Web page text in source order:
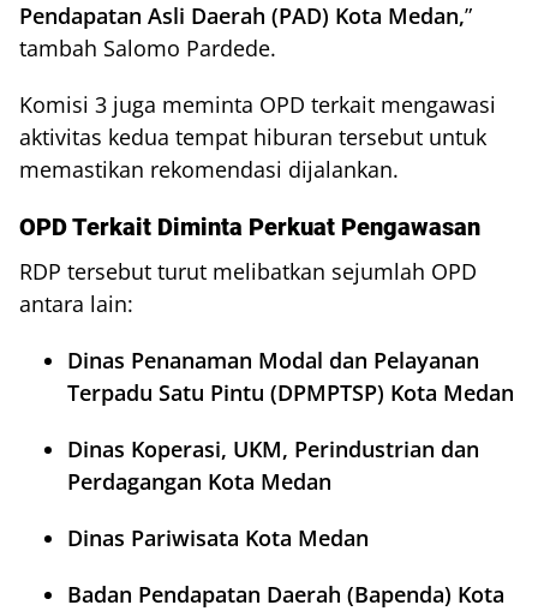
Pendapatan Asli Daerah (PAD) Kota Medan,”
tambah Salomo Pardede.
Komisi 3 juga meminta OPD terkait mengawasi
aktivitas kedua tempat hiburan tersebut untuk
memastikan rekomendasi dijalankan.
OPD Terkait Diminta Perkuat Pengawasan
RDP tersebut turut melibatkan sejumlah OPD
antara lain:
Dinas Penanaman Modal dan Pelayanan
Terpadu Satu Pintu (DPMPTSP) Kota Medan
Dinas Koperasi, UKM, Perindustrian dan
Perdagangan Kota Medan
Dinas Pariwisata Kota Medan
Badan Pendapatan Daerah (Bapenda) Kota